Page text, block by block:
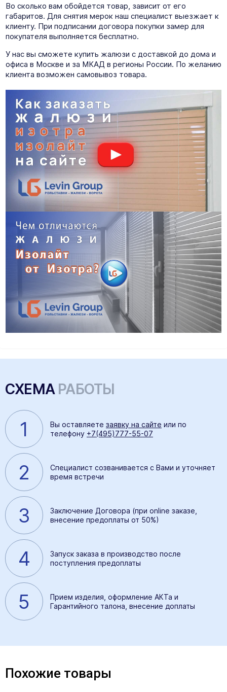
Во сколько вам обойдется товар, зависит от его
габаритов. Для снятия мерок наш специалист выезжает к
клиенту. При подписании договора покупки замер для
покупателя выполняется бесплатно.
У нас вы сможете купить жалюзи с доставкой до дома и
офиса в Москве и за МКАД в регионы России. По желанию
клиента возможен самовывоз товара.
СХЕМАРАБОТЫ
1 Вы оставляете заявку на сайте или по
телефону +7(495)777-55-07
2
Специалист созванивается с Вами и уточняет
время встречи
3
Заключение Договора (при online заказе,
внесение предоплаты от 50%)
4
Запуск заказа в производство после
поступления предоплаты
5
Прием изделия, оформление АКТа и
Гарантийного талона, внесение доплаты
Похожие товары